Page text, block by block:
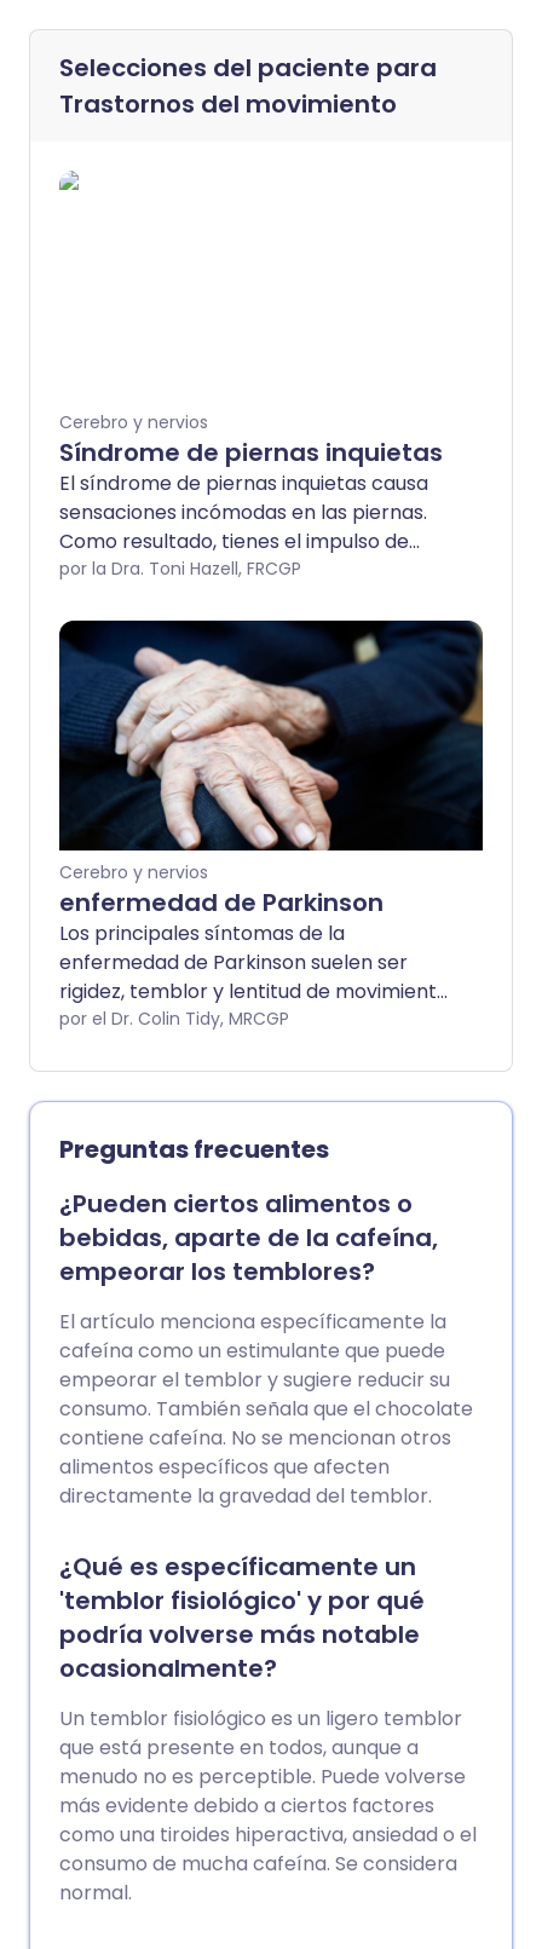
Selecciones del paciente para
Trastornos del movimiento
Cerebro y nervios
Síndrome de piernas inquietas
El síndrome de piernas inquietas causa
sensaciones incómodas en las piernas.
Como resultado, tienes el impulso de
mover las piernas, lo que proporciona un
al descansar y son peores al final del día.
No se puede necesitar tratamiento si los
síntomas son leves. La medicación puede
aliviar los síntomas si la condición es
angustiante.
por la Dra. Toni Hazell, FRCGP
Cerebro y nervios
enfermedad de Parkinson
Los principales síntomas de la
enfermedad de Parkinson suelen ser
rigidez, temblor y lentitud de movimiento.
Las personas con Parkinson también
(enumerados a continuación). Los
síntomas generalmente empeoran
gradualmente con el tiempo. El
tratamiento a menudo proporciona un
buen alivio de los síntomas durante
varios años.
por el Dr. Colin Tidy, MRCGP
Preguntas frecuentes
¿Pueden ciertos alimentos o
bebidas, aparte de la cafeína,
empeorar los temblores?
El artículo menciona específicamente la
cafeína como un estimulante que puede
empeorar el temblor y sugiere reducir su
consumo. También señala que el chocolate
contiene cafeína. No se mencionan otros
alimentos específicos que afecten
directamente la gravedad del temblor.
¿Qué es específicamente un
'temblor fisiológico' y por qué
podría volverse más notable
ocasionalmente?
Un temblor fisiológico es un ligero temblor
que está presente en todos, aunque a
menudo no es perceptible. Puede volverse
más evidente debido a ciertos factores
como una tiroides hiperactiva, ansiedad o el
consumo de mucha cafeína. Se considera
normal.